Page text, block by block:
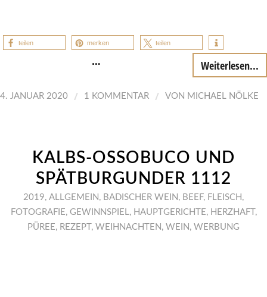
teilen merken teilen
… Weiterlesen...
4. JANUAR 2020 / 1 KOMMENTAR / VON MICHAEL NÖLKE
KALBS-OSSOBUCO UND
SPÄTBURGUNDER 1112
2019, ALLGEMEIN , BADISCHER WEIN , BEEF, FLEISCH ,
FOTOGRAFIE, GEWINNSPIEL, HAUPTGERICHTE, HERZHAFT ,
PÜREE, REZEPT , WEIHNACHTEN , WEIN , WERBUNG